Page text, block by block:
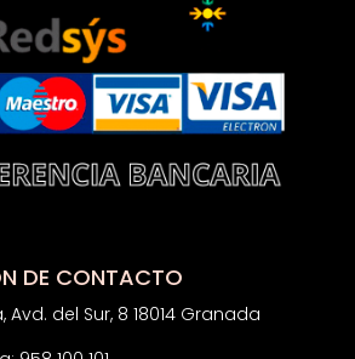
DE CONTACTO
del Sur, 8 18014 Granada